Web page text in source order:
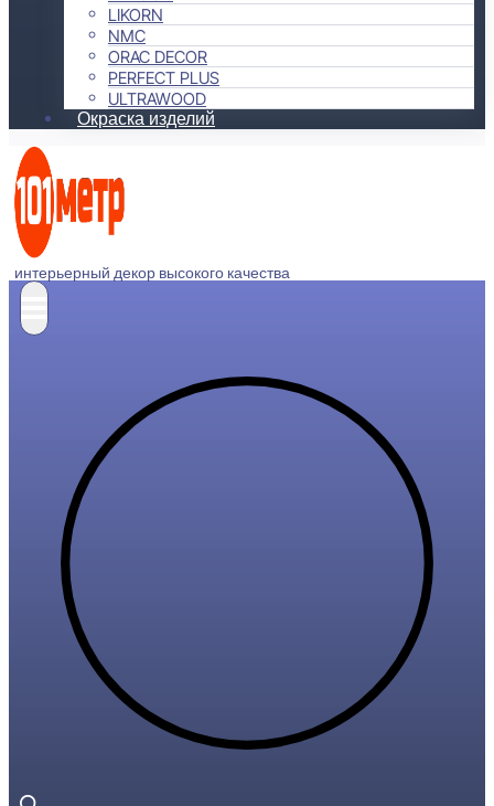
LIKORN
NMC
ORAC DECOR
PERFECT PLUS
ULTRAWOOD
Окраска изделий
интерьерный декор высокого качества